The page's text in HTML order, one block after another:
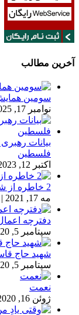
آخرین مطالب
سومین
نوامبر 17, 2025
بیانات
فلسطین
اکتبر 12, 2023
2 خاطره از شهید مهدی زین الدین
مه 17, 2021
|
دفترچه
سپتامبر 5, 2020
شهید حاج
سپتامبر 5, 2020
نعمت
ژوئن 16, 2020